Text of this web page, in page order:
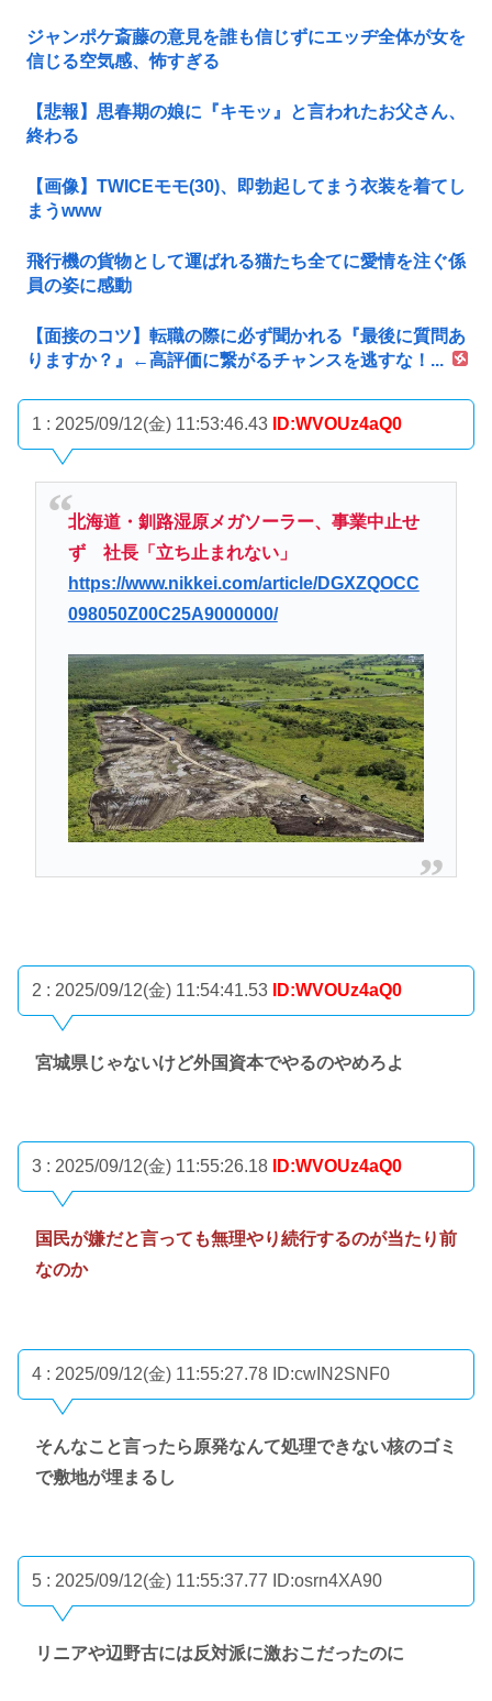
ジャンポケ斎藤の意見を誰も信じずにエッヂ全体が女を
信じる空気感、怖すぎる
【悲報】思春期の娘に『キモッ』と言われたお父さん、
終わる
【画像】TWICEモモ(30)、即勃起してまう衣装を着てし
まうwww
飛行機の貨物として運ばれる猫たち全てに愛情を注ぐ係
員の姿に感動
【面接のコツ】転職の際に必ず聞かれる『最後に質問あ
りますか？』←高評価に繋がるチャンスを逃すな！...
1 : 2025/09/12(金) 11:53:46.43 ID:WVOUz4aQ0
北海道・釧路湿原メガソーラー、事業中止せ
ず 社長「立ち止まれない」
https://www.nikkei.com/article/DGXZQOCC
098050Z00C25A9000000/
2 : 2025/09/12(金) 11:54:41.53 ID:WVOUz4aQ0
宮城県じゃないけど外国資本でやるのやめろよ
3 : 2025/09/12(金) 11:55:26.18 ID:WVOUz4aQ0
国民が嫌だと言っても無理やり続行するのが当たり前
なのか
4 : 2025/09/12(金) 11:55:27.78 ID:cwIN2SNF0
そんなこと言ったら原発なんて処理できない核のゴミ
で敷地が埋まるし
5 : 2025/09/12(金) 11:55:37.77 ID:osrn4XA90
リニアや辺野古には反対派に激おこだったのに